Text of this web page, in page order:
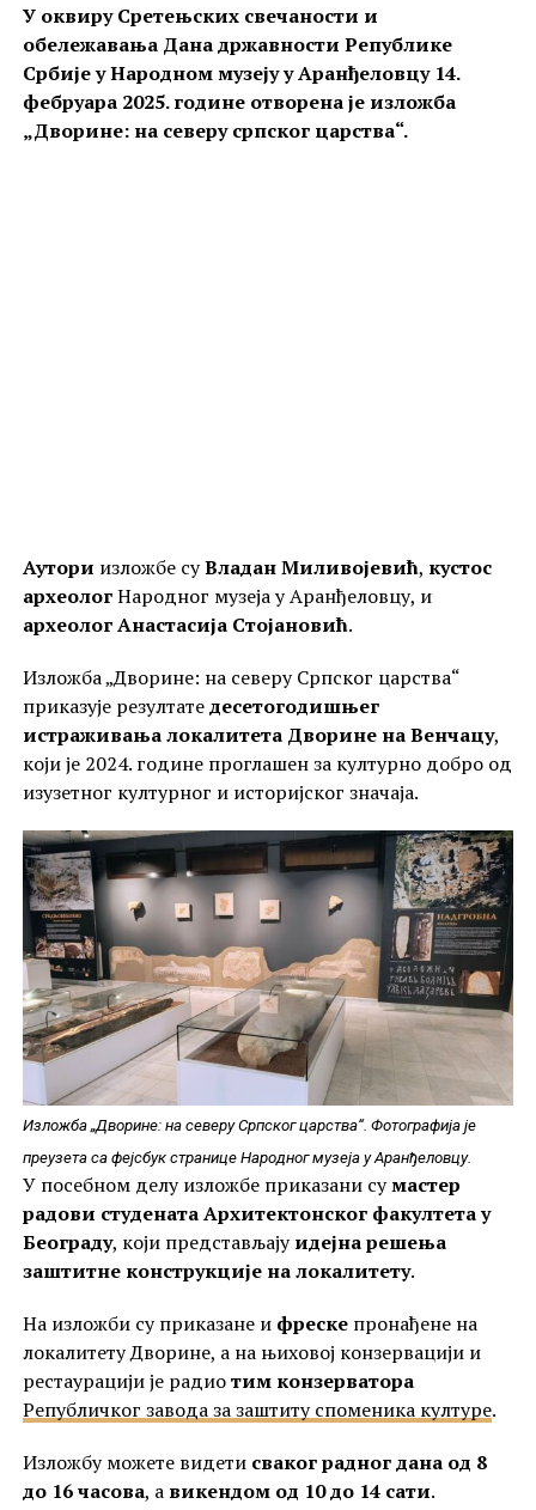
У оквиру Сретењских свечаности и
обележавања Дана државности Републике
Србије у Народном музеју у Аранђеловцу 14.
фебруара 2025. године отворена је изложба
„Дворине: на северу српског царства“.
Аутори изложбе суВладан Миливојевић, кустос
археологНародног музеја у Аранђеловцу, и
археолог Анастасија Стојановић.
Изложба „Дворине: на северу Српског царства“
приказује резултатедесетогодишњег
истраживања локалитета Дворине на Венчацу,
који је 2024. године проглашен за културно добро од
изузетног културног и историјског значаја.
Изложба „Дворине: на северу Српског царства“. Фотографија је
преузета са фејсбук странице Народног музеја у Аранђеловцу.
У посебном делу изложбе приказани сумастер
радови студената Архитектонског факултета у
Београду, који представљајуидејна решења
заштитне конструкције на локалитету.
На изложби су приказане и фрескепронађене на
локалитету Дворине, а на њиховој конзервацији и
рестаурацији је радиотим конзерватора
Републичког завода за заштиту споменика културе.
Изложбу можете видети сваког радног дана од 8
до 16 часова, а викендом од 10 до 14сати.